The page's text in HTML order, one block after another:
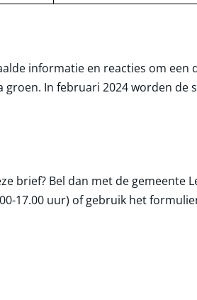
informatie en reacties om een
In februari 2024 worden de
brief? Bel dan met de gemeente
17.00 uur) of gebruik het